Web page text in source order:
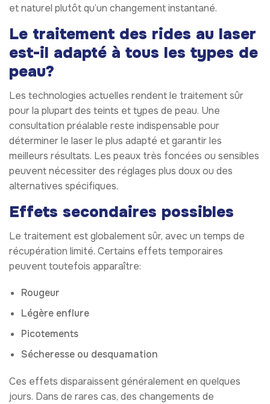
et naturel plutôt qu’un changement instantané.
Le traitement des rides au laser
est-il adapté à tous les types de
peau?
Les technologies actuelles rendent le traitement sûr
pour la plupart des teints et types de peau. Une
consultation préalable reste indispensable pour
déterminer le laser le plus adapté et garantir les
meilleurs résultats. Les peaux très foncées ou sensibles
peuvent nécessiter des réglages plus doux ou des
alternatives spécifiques.
Effets secondaires possibles
Le traitement est globalement sûr, avec un temps de
récupération limité. Certains effets temporaires
peuvent toutefois apparaître:
Rougeur
Légère enflure
Picotements
Sécheresse ou desquamation
Ces effets disparaissent généralement en quelques
jours. Dans de rares cas, des changements de